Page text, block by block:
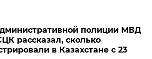
полиции МВД
рассказал, сколько
в Казахстане с 23